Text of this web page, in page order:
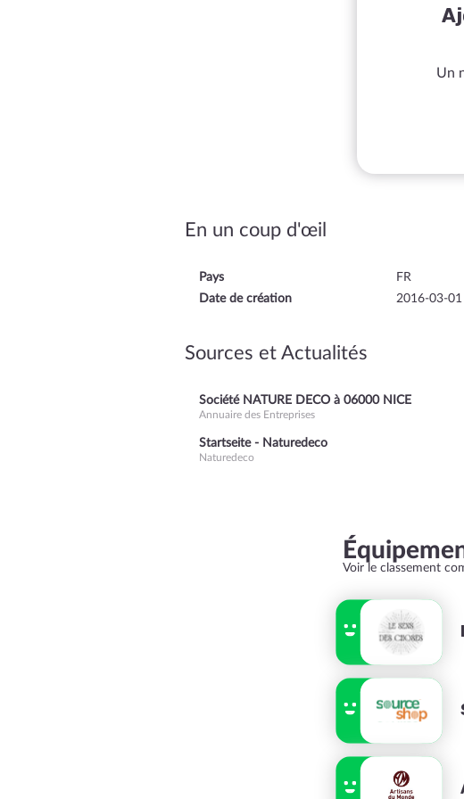
Un
En un coup d'œil
Pays
FR
Date de création
2016-03-01
Sources et Actualités
Société NATURE DECO à 06000 NICE
Annuaire des Entreprises
Startseite - Naturedeco
Naturedeco
Voir le classement